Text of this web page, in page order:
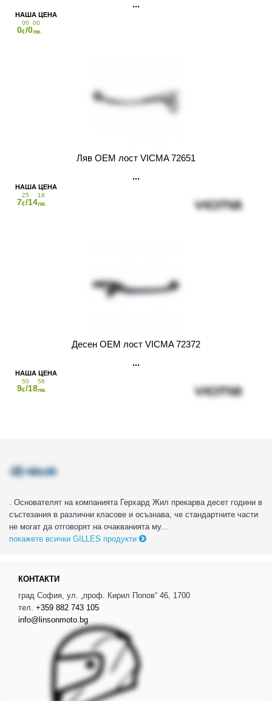
. Основателят на компанията Герхард Жил прекарва десет години в
състезания в различни класове и осъзнава, че стандартните части
не могат да отговорят на очакванията му...
покажете всички GILLES продукти
0
00
€/0
00
лв.
Ляв OEM лост VICMA 72651
7
25
€/14
18
лв.
Десен OEM лост VICMA 72372
9
50
€/18
58
лв.
КОНТАКТИ
град София, ул. „проф. Кирил Попов“ 46, 1700
тел. +359 882 743 105
info@linsonmoto.bg